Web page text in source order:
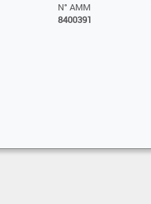
N° AMM
8400391